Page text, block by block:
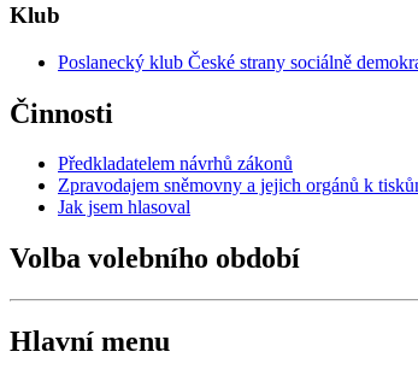
Klub
Poslanecký klub České strany sociálně
Činnosti
Předkladatelem návrhů zákonů
Zpravodajem sněmovny a jejich orgánů k
Jak jsem hlasoval
Volba volebního období
Hlavní menu